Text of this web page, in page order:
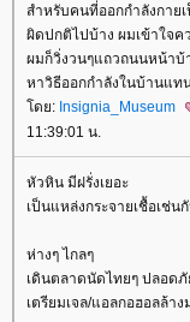
สำหรับคนที่ออกกำลังกาย
ผิดปกติไปบ้าง ผมเข้าใจค
ผมก็วิ่งวนๆแถวถนนหน้า
หาวิธีออกกำลังในบ้านแท
ดย: Insignia_Museum
11:39:01 น.
หัวหิน มีฝรั่งเยอะ
เป็นแหล่งกระจายเชื้อเช่น
ห่างๆ ไกลๆ
เดินตลาดนัดไทยๆ ปลอดภั
เตรียมเจล/แอลกอฮอลล้า